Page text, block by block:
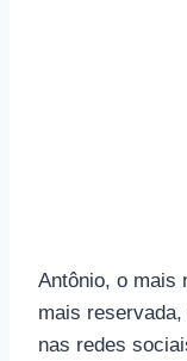
Antônio, o mais
mais
nas redes